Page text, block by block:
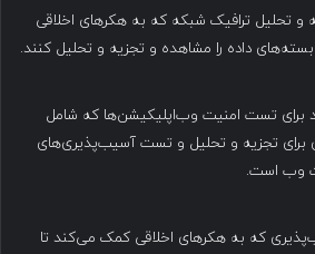
و تحلیل ترافیک شبکه که به هکرهای اخلاقی
داده را مشاهده و تجزیه و تحلیل کنند.
برای تست امنیت وب‌اپلیکیشن‌ها که شامل
برای تجزیه و تحلیل و تست آسیب‌پذیری‌های
وب است.
که به هکرهای اخلاقی کمک می‌کند تا